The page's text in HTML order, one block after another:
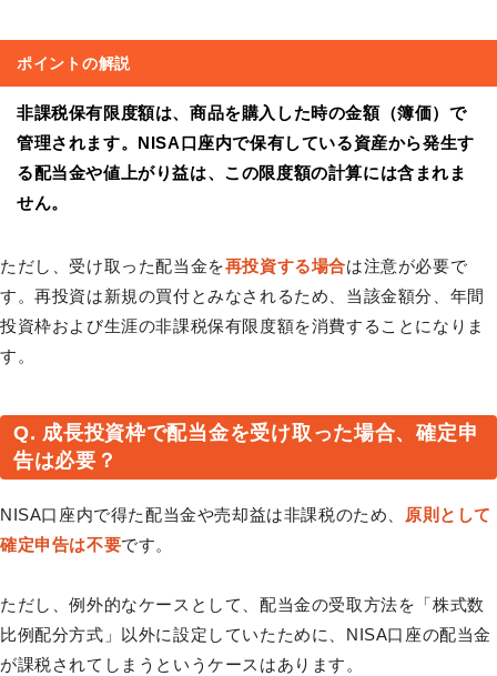
ポイントの解説
非課税保有限度額は、商品を購入した時の金額（簿価）で
管理されます。NISA口座内で保有している資産から発生す
る配当金や値上がり益は、この限度額の計算には含まれま
せん。
ただし、受け取った配当金を再投資する場合は注意が必要で
す。再投資は新規の買付とみなされるため、当該金額分、年間
投資枠および生涯の非課税保有限度額を消費することになりま
す。
Q. 成長投資枠で配当金を受け取った場合、確定申
告は必要？
NISA口座内で得た配当金や売却益は非課税のため、
原則として
確定申告は不要です。
ただし、例外的なケースとして、配当金の受取方法を「株式数
比例配分方式」以外に設定していたために、NISA口座の配当金
が課税されてしまうというケースはあります。